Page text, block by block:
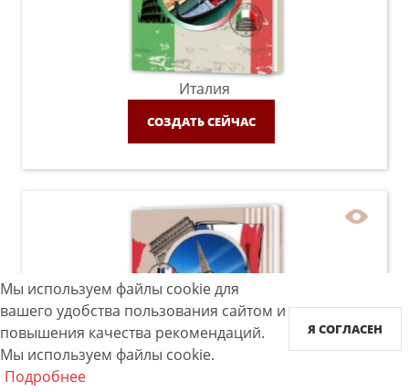
Италия
СОЗДАТЬ СЕЙЧАС
Мы используем файлы cookie для
вашего удобства пользования сайтом и
повышения качества рекомендаций.
Мы используем файлы cookie.
Подробнее
Я СОГЛАСЕН